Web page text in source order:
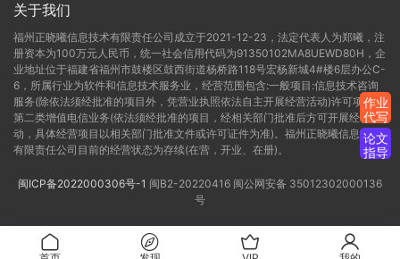
关于我们
福州正晓曦信息技术有限责任公司成立于2021-12-23，法定代表人为郑曦，注
册资本为100万元人民币，统一社会信用代码为91350102MA8UEWD80H，企
业地址位于福建省福州市鼓楼区鼓西街道杨桥路118号宏杨新城4#楼6层办公C-
6，所属行业为软件和信息技术服务业，经营范围包含:一般项目:信息技术咨询
服务(除依法须经批准的项目外，凭营业执照依法自主开展经营活动)许可项目:
第二类增值电信业务(依法须经批准的项目，经相关部门批准后方可开展经营活
动，具体经营项目以相关部门批准文件或许可证件为准)。福州正晓曦信息技术
有限责任公司目前的经营状态为存续(在营，开业、在册)。
闽ICP备2022000306号-1 闽B2-20220416 闽公网安备 35012302000136
号
作业
代写
论文
指导